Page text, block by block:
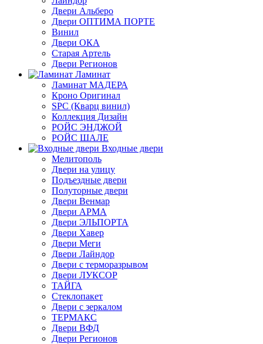
Двери Альберо
Двери ОПТИМА ПОРТЕ
Винил
Двери ОКА
Старая Артель
Двери Регионов
Ламинат
Ламинат МАДЕРА
Кроно Оригинал
SPC (Кварц винил)
Коллекция Дизайн
РОЙС ЭНДЖОЙ
РОЙС ШАЛЕ
Входные двери
Мелитополь
Двери на улицу
Подъездные двери
Полуторные двери
Двери Венмар
Двери АРМА
Двери ЭЛЬПОРТА
Двери Хавер
Двери Меги
Двери Лайндор
Двери с терморазрывом
Двери ЛУКСОР
ТАЙГА
Стеклопакет
Двери с зеркалом
ТЕРМАКС
Двери ВФД
Двери Регионов